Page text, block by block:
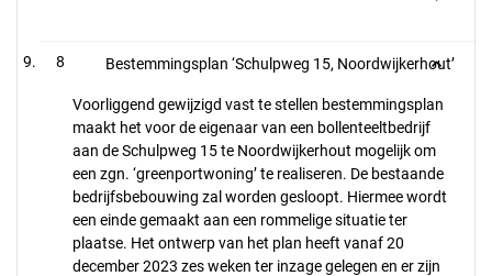
8 Bestemmingsplan ‘Schulpweg 15, Noordwijkerhout’
Voorliggend gewijzigd vast te stellen bestemmingsplan
maakt het voor de eigenaar van een bollenteeltbedrijf
aan de Schulpweg 15 te Noordwijkerhout mogelijk om
een zgn. ‘greenportwoning’ te realiseren. De bestaande
bedrijfsbebouwing zal worden gesloopt. Hiermee wordt
een einde gemaakt aan een rommelige situatie ter
plaatse. Het ontwerp van het plan heeft vanaf 20
december 2023 zes weken ter inzage gelegen en er zijn